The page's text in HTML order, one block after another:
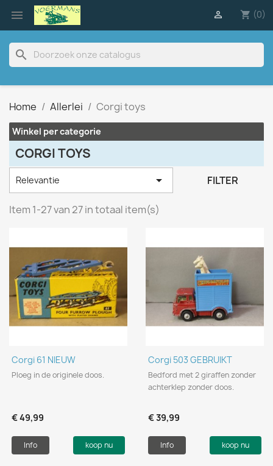
 shopping_cart (0)

search
Home Allerlei Corgi toys
Winkel per categorie
CORGI TOYS
Relevantie  FILTER
Item 1-27 van 27 in totaal item(s)
Corgi 61 NIEUW
Ploeg in de originele doos.
€ 49,99
Info koop nu
Corgi 503 GEBRUIKT
Bedford met 2 giraffen zonder
achterklep zonder doos.
€ 39,99
Info koop nu